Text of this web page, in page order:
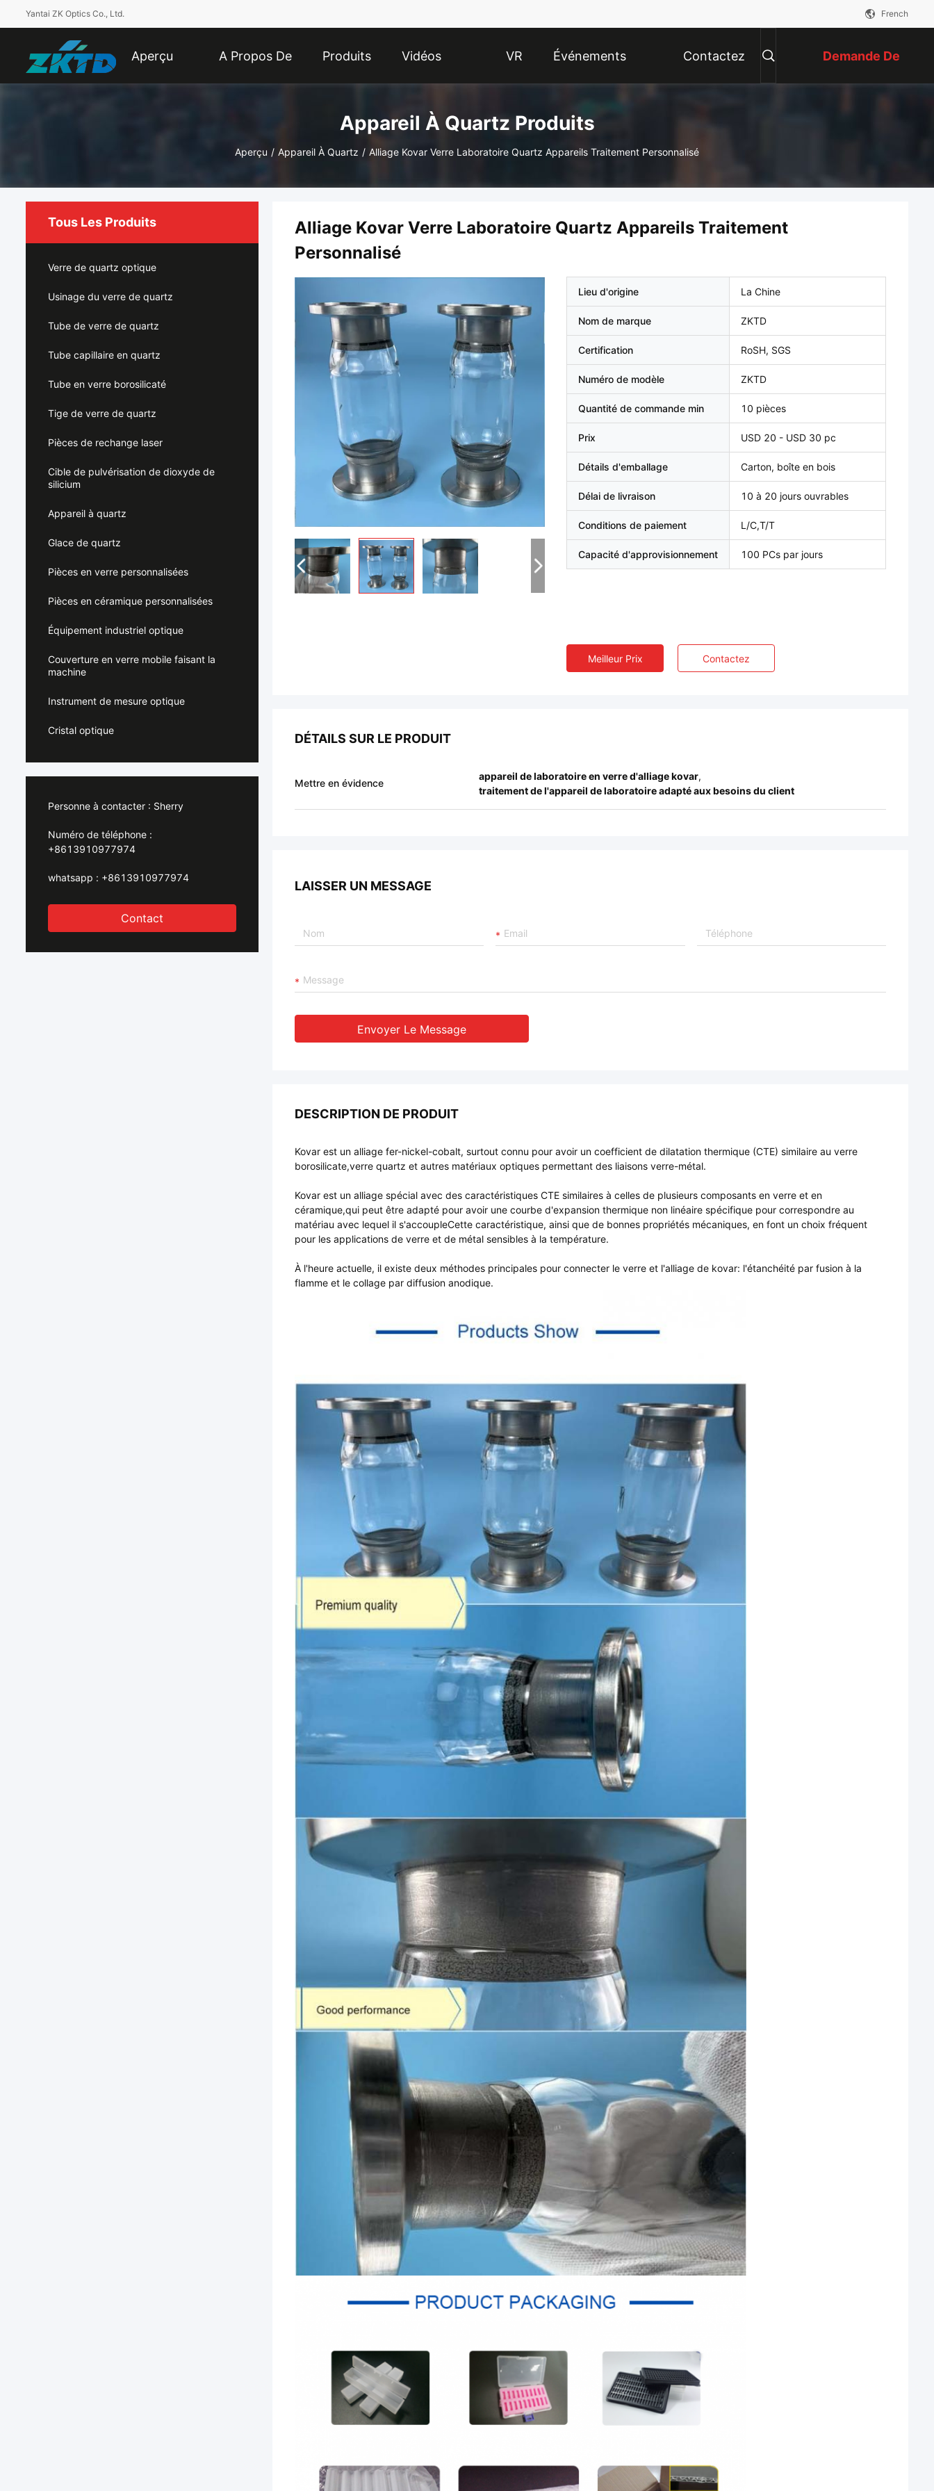
Yantai ZK Optics Co., Ltd. French
Aperçu A Propos De Produits Vidéos VR Événements Contactez Demande De
Appareil À Quartz Produits
Aperçu / Appareil À Quartz / Alliage Kovar Verre Laboratoire Quartz Appareils Traitement Personnalisé
Tous Les Produits
Verre de quartz optique
Usinage du verre de quartz
Tube de verre de quartz
Tube capillaire en quartz
Tube en verre borosilicaté
Tige de verre de quartz
Pièces de rechange laser
Cible de pulvérisation de dioxyde de
silicium
Appareil à quartz
Glace de quartz
Pièces en verre personnalisées
Pièces en céramique personnalisées
Équipement industriel optique
Couverture en verre mobile faisant la
machine
Instrument de mesure optique
Cristal optique
Personne à contacter : Sherry
Numéro de téléphone :
+8613910977974
whatsapp : +8613910977974
Contact
Alliage Kovar Verre Laboratoire Quartz Appareils Traitement
Personnalisé
Lieu d'origine La Chine
Nom de marque ZKTD
Certification RoSH, SGS
Numéro de modèle ZKTD
Quantité de commande min 10 pièces
Prix USD 20 - USD 30 pc
Détails d'emballage Carton, boîte en bois
Délai de livraison 10 à 20 jours ouvrables
Conditions de paiement L/C,T/T
Capacité d'approvisionnement 100 PCs par jours
Meilleur Prix Contactez
DÉTAILS SUR LE PRODUIT
Mettre en évidence
appareil de laboratoire en verre d'alliage kovar,
traitement de l'appareil de laboratoire adapté aux besoins du client
LAISSER UN MESSAGE
Envoyer Le Message
DESCRIPTION DE PRODUIT
Kovar est un alliage fer-nickel-cobalt, surtout connu pour avoir un coefficient de dilatation thermique (CTE) similaire au verre
borosilicate,verre quartz et autres matériaux optiques permettant des liaisons verre-métal.
Kovar est un alliage spécial avec des caractéristiques CTE similaires à celles de plusieurs composants en verre et en
céramique,qui peut être adapté pour avoir une courbe d'expansion thermique non linéaire spécifique pour correspondre au
matériau avec lequel il s'accoupleCette caractéristique, ainsi que de bonnes propriétés mécaniques, en font un choix fréquent
pour les applications de verre et de métal sensibles à la température.
À l'heure actuelle, il existe deux méthodes principales pour connecter le verre et l'alliage de kovar: l'étanchéité par fusion à la
flamme et le collage par diffusion anodique.